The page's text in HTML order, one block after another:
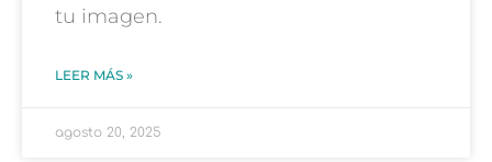
tu imagen.
LEER MÁS »
agosto 20, 2025